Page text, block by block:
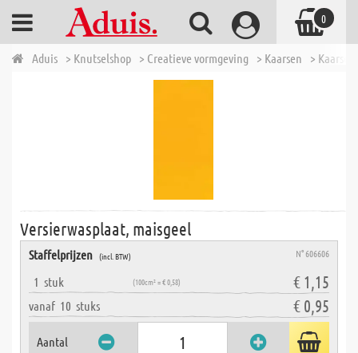
Aduis > Knutselshop > Creatieve vormgeving > Kaarsen >
Versierwasplaat, maisgeel
Staffelprijzen (incl. BTW) N° 606606
1 stuk (100cm² = € 0,58) € 1,15
vanaf 10 stuks € 0,95
Aantal
0